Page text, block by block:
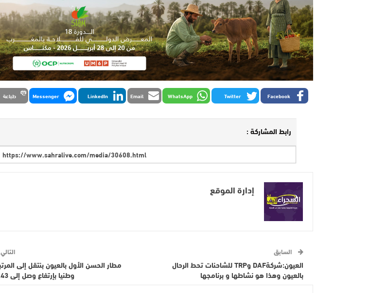
Facebook
Twitter
WhatsApp
Email
LinkedIn
Messenger طباعة
رابط المشاركة :
إدارة الموقع
السابق
العيون:شركةDAF وTRP للشاحنات تحط الرحال
بالعيون وهذا هو نشاطها و برنامجها
التالي
وطنيا بإرتفاع وصل إلى 8.43%